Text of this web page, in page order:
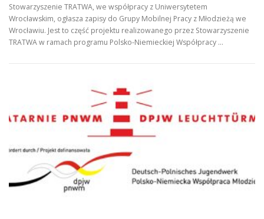
Stowarzyszenie TRATWA, we współpracy z Uniwersytetem
Wrocławskim, ogłasza zapisy do Grupy Mobilnej Pracy z Młodzieżą we
Wrocławiu. Jest to część projektu realizowanego przez Stowarzyszenie
TRATWA w ramach programu Polsko-Niemieckiej Współpracy …